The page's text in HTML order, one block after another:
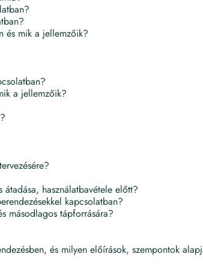
és mik a jellemzőik?
a jellemzőik?
használatbavétele előtt?
kapcsolatban?
másodlagos tápforrására?
és milyen előírások, szempontok